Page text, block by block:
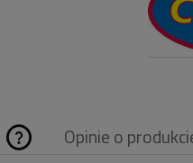
Opinie o